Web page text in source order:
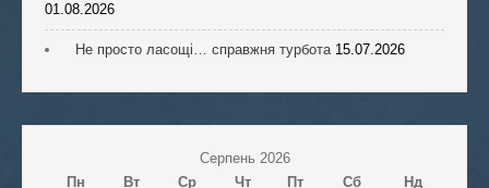
01.08.2026
Не просто ласощі… справжня турбота 15.07.2026
Серпень 2026
Пн
Вт Ср Чт Пт Сб
Нд